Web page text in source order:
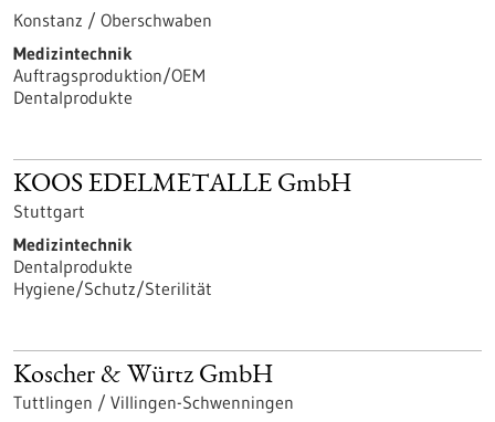
Konstanz / Oberschwaben
Medizintechnik
Auftragsproduktion/OEM
Dentalprodukte
KOOS EDELMETALLE GmbH
Stuttgart
Medizintechnik
Dentalprodukte
Hygiene/Schutz/Sterilität
Koscher & Würtz GmbH
Tuttlingen / Villingen-Schwenningen